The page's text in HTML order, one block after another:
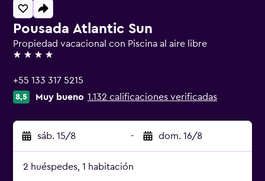
Pousada Atlantic Sun
Propiedad vacacional con Piscina al aire libre
4 estrellas
+55 133 317 5215
8,5 Muy bueno 1.132 calificaciones verificadas
sáb. 15/8 - dom. 16/8
2 huéspedes, 1 habitación